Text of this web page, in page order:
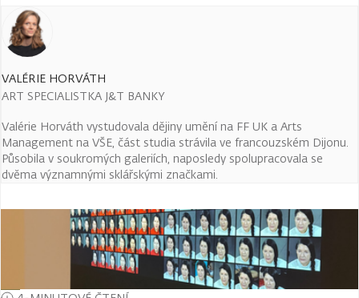
VALÉRIE HORVÁTH
ART SPECIALISTKA J&T BANKY
Valérie Horváth vystudovala dějiny umění na FF UK a Arts
Management na VŠE, část studia strávila ve francouzském Dijonu.
Působila v soukromých galeriích, naposledy spolupracovala se
dvěma významnými sklářskými značkami.